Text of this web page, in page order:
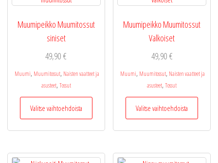
valinnat
sivulla.
Muumipeikko Muumitossut
siniset
49,90€
Muumi, Muumitossut, Naisten vaatteet ja
asusteet, Tossut
Valitse vaihtoehdoista
Tällä
Voit
Muumipeikko Muumitossut
Valkoiset
49,90 €
Muumi, Muumitossut, Naisten vaatteet ja
asusteet, Tossut
Valitse vaihtoehdoista
Tällä
Voit